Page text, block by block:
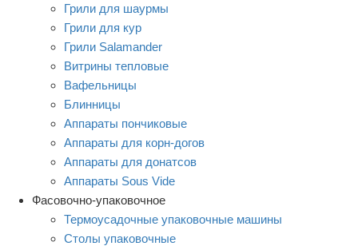
Грили для шаурмы
Грили для кур
Грили Salamander
Витрины тепловые
Вафельницы
Блинницы
Аппараты пончиковые
Аппараты для корн-догов
Аппараты для донатсов
Аппараты Sous Vide
Фасовочно-упаковочное
Термоусадочные упаковочные машины
Столы упаковочные